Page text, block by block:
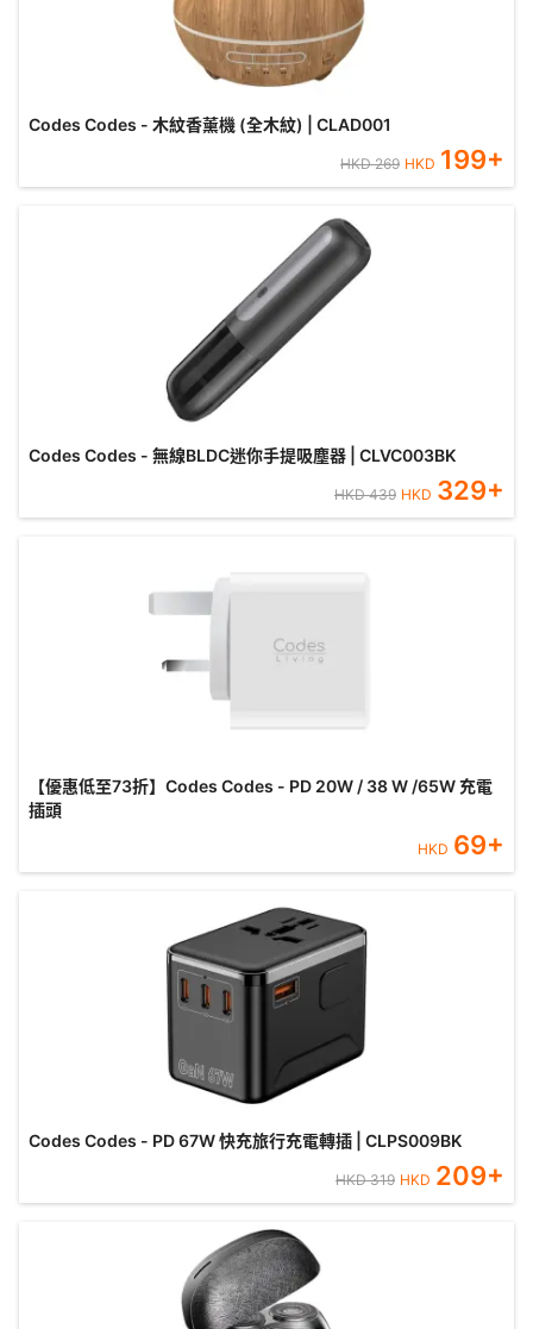
Codes Codes - 木紋香薰機 (全木紋) | CLAD001
HKD269 HKD 199+
Codes Codes - 無線BLDC迷你手提吸塵器 | CLVC003BK
HKD439 HKD 329+
【優惠低至73折】Codes Codes - PD 20W / 38 W /65W 充電
插頭
HKD 69+
Codes Codes - PD 67W 快充旅行充電轉插 | CLPS009BK
HKD319 HKD 209+